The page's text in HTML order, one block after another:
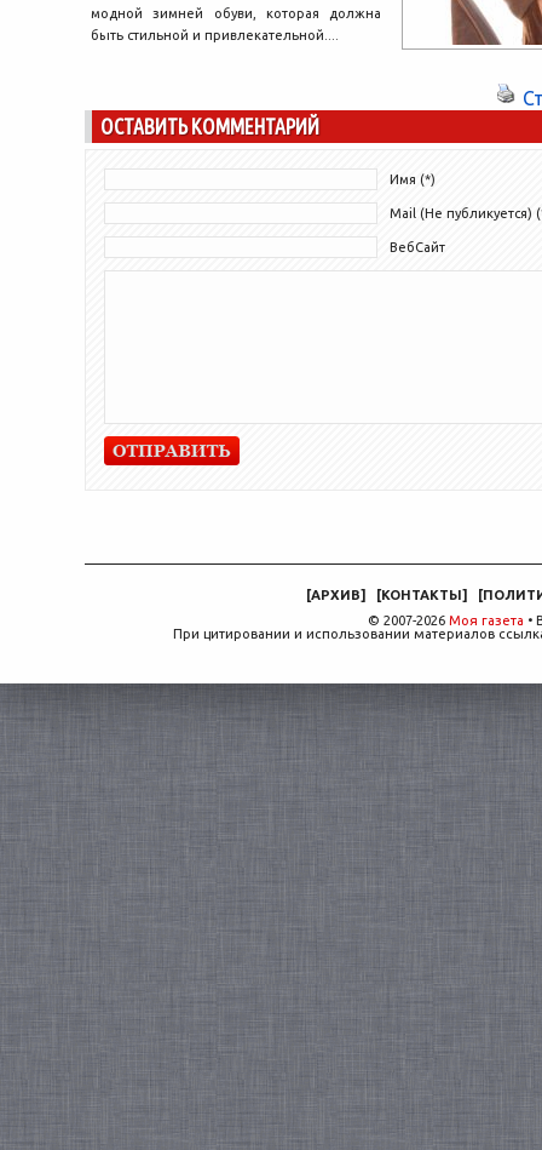
модной зимней обуви, которая должна
быть стильной и привлекательной....
ОСТАВИТЬ КОММЕНТАРИЙ
Имя (*)
Mail (Не публикуется)
ВебСайт
[АРХИВ] [КОНТАКТЫ] [
© 2007-2026 Моя газета •
При цитировании и использовании материалов